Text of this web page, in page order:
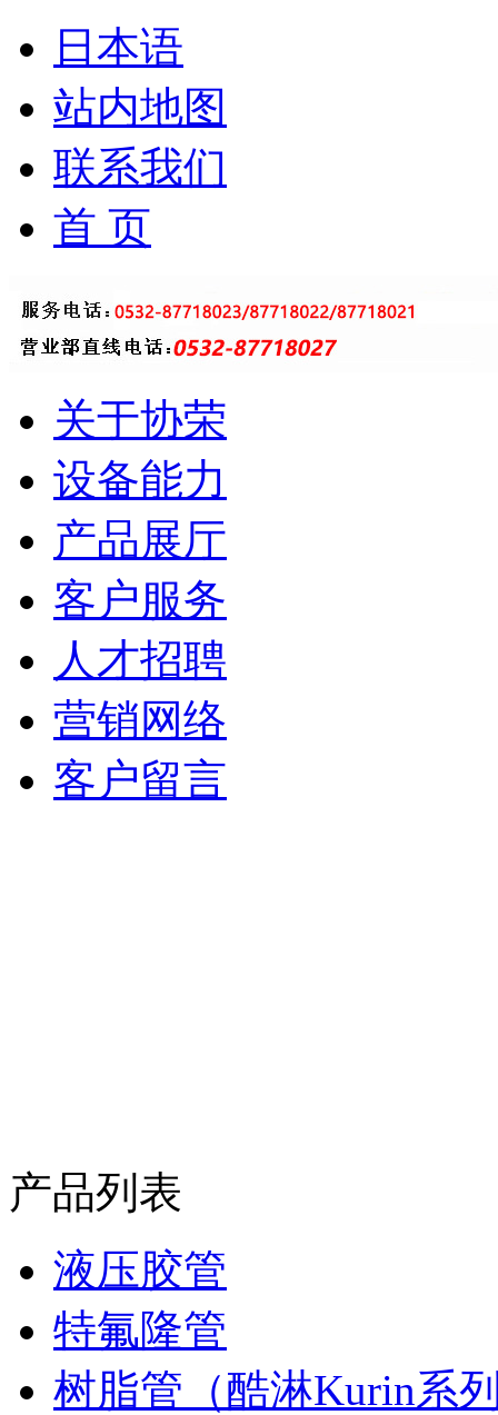
日本语
站内地图
联系我们
首 页
关于协荣
设备能力
产品展厅
客户服务
人才招聘
营销网络
客户留言
产品列表
液压胶管
特氟隆管
树脂管（酷淋Kurin系